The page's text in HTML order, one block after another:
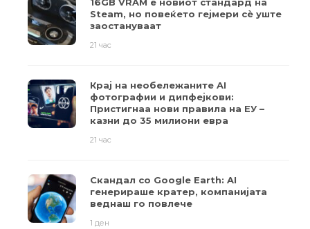
16GB VRAM е новиот стандард на
Steam, но повеќето гејмери ​​сè уште
заостануваат
21 час
Крај на необележаните AI
фотографии и дипфејкови:
Пристигнаа нови правила на ЕУ –
казни до 35 милиони евра
21 час
Скандал со Google Earth: AI
генерираше кратер, компанијата
веднаш го повлече
1 ден